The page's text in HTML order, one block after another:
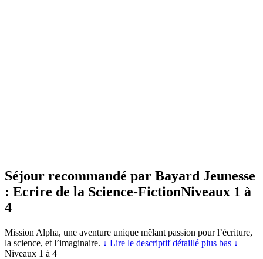
Séjour recommandé par Bayard Jeunesse
: Ecrire de la Science-FictionNiveaux 1 à
4
Mission Alpha, une aventure unique mêlant passion pour l’écriture,
la science, et l’imaginaire. ↓ Lire le descriptif détaillé plus bas ↓
Niveaux 1 à 4